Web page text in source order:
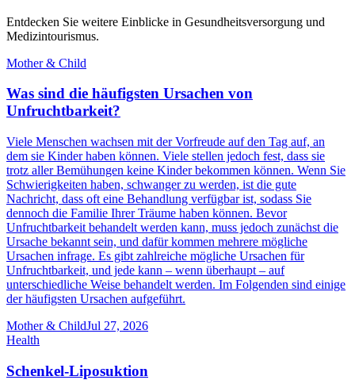
Entdecken Sie weitere Einblicke in Gesundheitsversorgung und
Medizintourismus.
Mother & Child
Was sind die häufigsten Ursachen von
Unfruchtbarkeit?
Viele Menschen wachsen mit der Vorfreude auf den Tag auf, an
dem sie Kinder haben können. Viele stellen jedoch fest, dass sie
trotz aller Bemühungen keine Kinder bekommen können. Wenn Sie
Schwierigkeiten haben, schwanger zu werden, ist die gute
Nachricht, dass oft eine Behandlung verfügbar ist, sodass Sie
dennoch die Familie Ihrer Träume haben können. Bevor
Unfruchtbarkeit behandelt werden kann, muss jedoch zunächst die
Ursache bekannt sein, und dafür kommen mehrere mögliche
Ursachen infrage. Es gibt zahlreiche mögliche Ursachen für
Unfruchtbarkeit, und jede kann – wenn überhaupt – auf
unterschiedliche Weise behandelt werden. Im Folgenden sind einige
der häufigsten Ursachen aufgeführt.
Mother & ChildJul 27, 2026
Health
Schenkel-Liposuktion